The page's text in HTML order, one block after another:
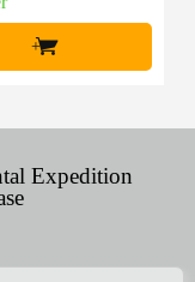
+
Expedition